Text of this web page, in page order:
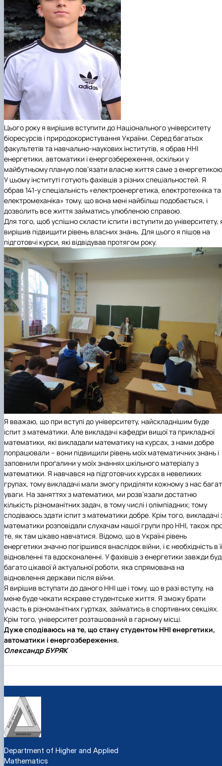
Цього року я вирішив вступити до Національного університету
біоресурсів і природокористування України. Серед багатьох
факультетів та навчально-наукових інститутів, я обрав ННІ
енергетики, автоматики і енергозбереження, оскільки у
майбутньому планую пов’язати власне життя саме з
У цьому інституті готують фахівців з різних спеціальностей. Я
обрав 141-у спеціальність «електроенергетика, електротехніка та
електромеханіка» тому, що вона мені найбільш подобається, і
дозволить все життя займатись улюбленою справою.
Для того, щоб успішно скласти іспити і вступити до університету,
вирішив підвищити рівень власних знань. Для цього я пішов на
підготовчі курси, які відвідував протягом року.
Я вважаю, що при вступі до університету, найскладнішим буде
іспит з математики. Але викладачі кафедри вищої та прикладної
математики, які викладали математику на курсах, з нами добре
попрацювали – вони підвищили рівень моїх математичних знань і
заповнили проґалини у моїх знаннях шкільного матеріалу з
математики. Я навчався на підготовчих курсах в невеликих
групах, тому викладачі мали змогу приділяти кожному з нас
уваги. На заняттях з математики, ми розв’язали достатню
кількість різноманітних задач, в тому числі і олімпіадних; тому
сподіваюсь здати іспит з математики добре. Крім того, викладачі
математики розповідали слухачам нашої групи про ННІ, також
те, як там цікаво навчатися. Відомо, що в Україні рівень
енергетики значно погіршився внаслідок війни, і є необхідність в її
відновленні та вдосконаленні. У фахівців з енергетики завжди
багато цікавої й актуальної роботи, яка спрямована на
відновлення держави після війни.
Я вирішив вступати до даного ННІ ще і тому, що в разі вступу, на
мене буде чекати яскраве студентське життя. Я зможу брати
участь в різноманітних гуртках, займатись в спортивних секціях.
Крім того, університет розташований в гарному місці.
Дуже сподіваюсь на те, що стану студентом ННІ енергетики,
автоматики і енергозбереження.
Олександр БУРЯК
Department of Higher and Applied
Mathematics